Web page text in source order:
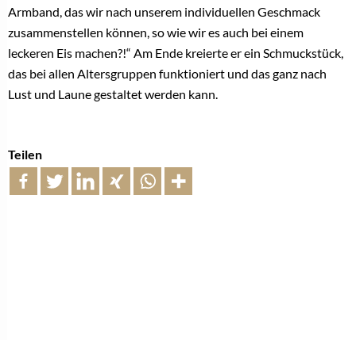
Armband, das wir nach unserem individuellen Geschmack
zusammenstellen können, so wie wir es auch bei einem
leckeren Eis machen?!“ Am Ende kreierte er ein Schmuckstück,
das bei allen Altersgruppen funktioniert und das ganz nach
Lust und Laune gestaltet werden kann.
Teilen